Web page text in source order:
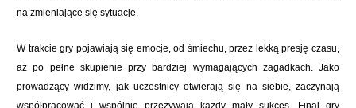
na zmieniające się sytuacje.
W trakcie gry pojawiają się emocje, od śmiechu, przez lekką presję czasu,
aż po pełne skupienie przy bardziej wymagających zagadkach. Jako
prowadzący widzimy, jak uczestnicy otwierają się na siebie, zaczynają
współpracować i wspólnie przeżywają każdy mały sukces. Finał gry